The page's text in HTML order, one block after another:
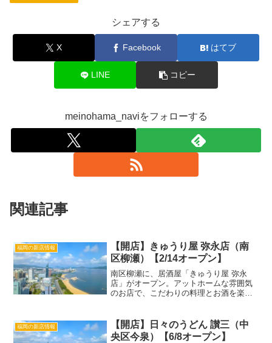
シェアする
X Facebook はてブ
LINE コピー
meinohama_naviをフォローする
関連記事
福岡の新店情報
【開店】きゅうり屋 弥永店（南
区柳瀬）【2/14オープン】
南区柳瀬に、居酒屋「きゅうり屋 弥永
店」がオープン。アットホームな雰囲気
のお店で、こだわりの料理とお酒を楽し
ゅうり屋 弥永店」詳細店名きゅうり屋...
福岡の新店情報
【開店】日々のうどん 讃三（中
央区今泉）【6/8オープン】